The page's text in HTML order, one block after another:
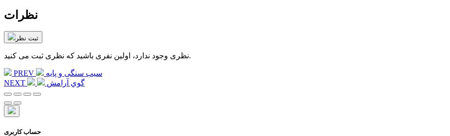
نظرات
ثبت نظر
نظری وجود ندارد، اولین نفری باشید که نظری ثبت می کنید.
PREV
سیب سنگی و پایه
NEXT
گوي آرامش
حساب کاربری